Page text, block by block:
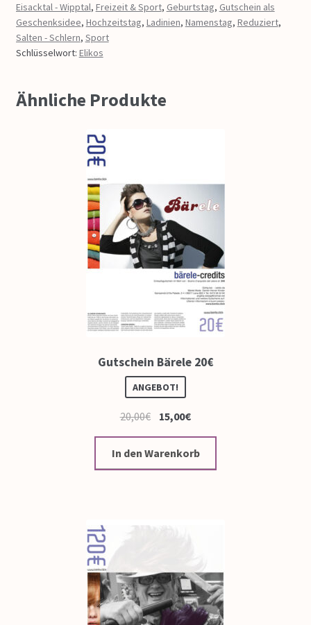
Eisacktal - Wipptal, Freizeit & Sport, Geburtstag, Gutschein als
Geschenksidee, Hochzeitstag, Ladinien, Namenstag, Reduziert,
Salten - Schlern, Sport
Schlüsselwort: Elikos
Ähnliche Produkte
Gutschein Bärele 20€
ANGEBOT!
20,00€ 15,00€
In den Warenkorb